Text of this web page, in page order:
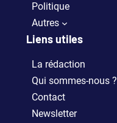
Politique
Autres
Liens utiles
La rédaction
Qui sommes-nous ?
Contact
Newsletter